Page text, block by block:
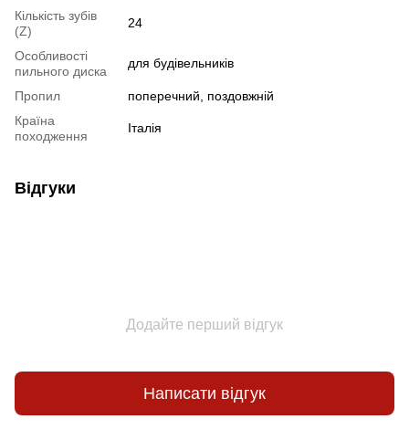
Кількість зубів
(Z)
24
Особливості
пильного диска
для будівельників
Пропил
поперечний, поздовжній
Країна
походження
Італія
Відгуки
Додайте перший відгук
Написати відгук